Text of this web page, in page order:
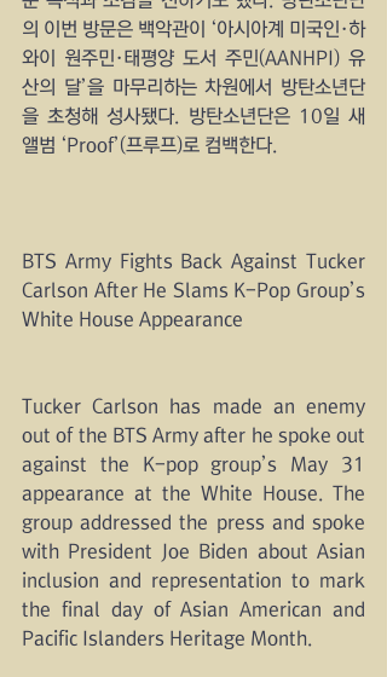
의 이번 방문은 백악관이 ‘아시아계 미국인·하
와이 원주민·태평양 도서 주민(AANHPI) 유
산의 달’을 마무리하는 차원에서 방탄소년단
을 초청해 성사됐다. 방탄소년단은 10일 새
앨범 ‘Proof’(프루프)로 컴백한다.
BTS Army Fights Back Against Tucker
Carlson After He Slams K-Pop Group’s
White House Appearance
Tucker Carlson has made an enemy
out of the BTS Army after he spoke out
against the K-pop group’s May 31
appearance at the White House. The
group addressed the press and spoke
with President Joe Biden about Asian
inclusion and representation to mark
the final day of Asian American and
Pacific Islanders Heritage Month.